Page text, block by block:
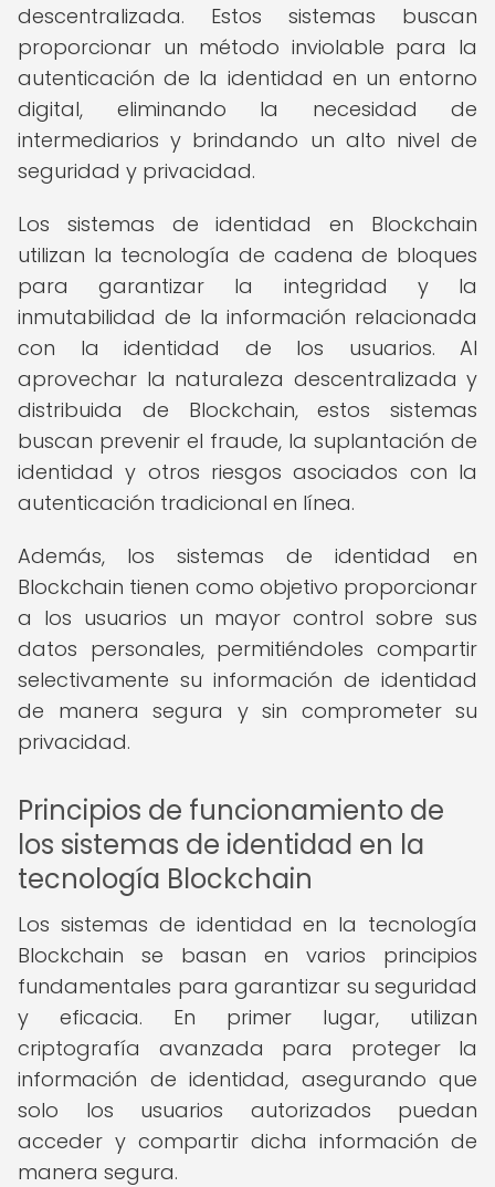
descentralizada. Estos sistemas buscan
proporcionar un método inviolable para la
autenticación de la identidad en un entorno
digital, eliminando la necesidad de
intermediarios y brindando un alto nivel de
seguridad y privacidad.
Los sistemas de identidad en Blockchain
utilizan la tecnología de cadena de bloques
para garantizar la integridad y la
inmutabilidad de la información relacionada
con la identidad de los usuarios. Al
aprovechar la naturaleza descentralizada y
distribuida de Blockchain, estos sistemas
buscan prevenir el fraude, la suplantación de
identidad y otros riesgos asociados con la
autenticación tradicional en línea.
Además, los sistemas de identidad en
Blockchain tienen como objetivo proporcionar
a los usuarios un mayor control sobre sus
datos personales, permitiéndoles compartir
selectivamente su información de identidad
de manera segura y sin comprometer su
privacidad.
Principios de funcionamiento de
los sistemas de identidad en la
tecnología Blockchain
Los sistemas de identidad en la tecnología
Blockchain se basan en varios principios
fundamentales para garantizar su seguridad
y eficacia. En primer lugar, utilizan
criptografía avanzada para proteger la
información de identidad, asegurando que
solo los usuarios autorizados puedan
acceder y compartir dicha información de
manera segura.